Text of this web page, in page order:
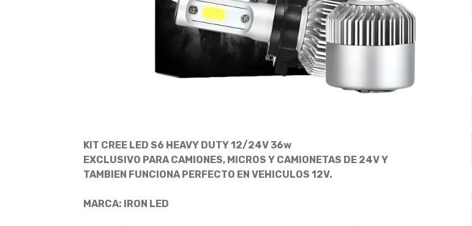
KIT CREE LED S6 HEAVY DUTY 12/24V 36w
EXCLUSIVO PARA CAMIONES, MICROS Y CAMIONETAS DE 24V Y
TAMBIEN FUNCIONA PERFECTO EN VEHICULOS 12V.
MARCA: IRON LED